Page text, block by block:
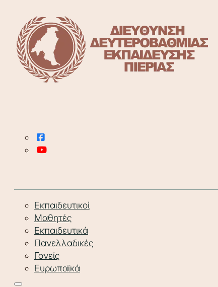
Εκπαιδευτικοί
Μαθητές
Εκπαιδευτικά
Πανελλαδικές
Γονείς
Ευρωπαϊκά